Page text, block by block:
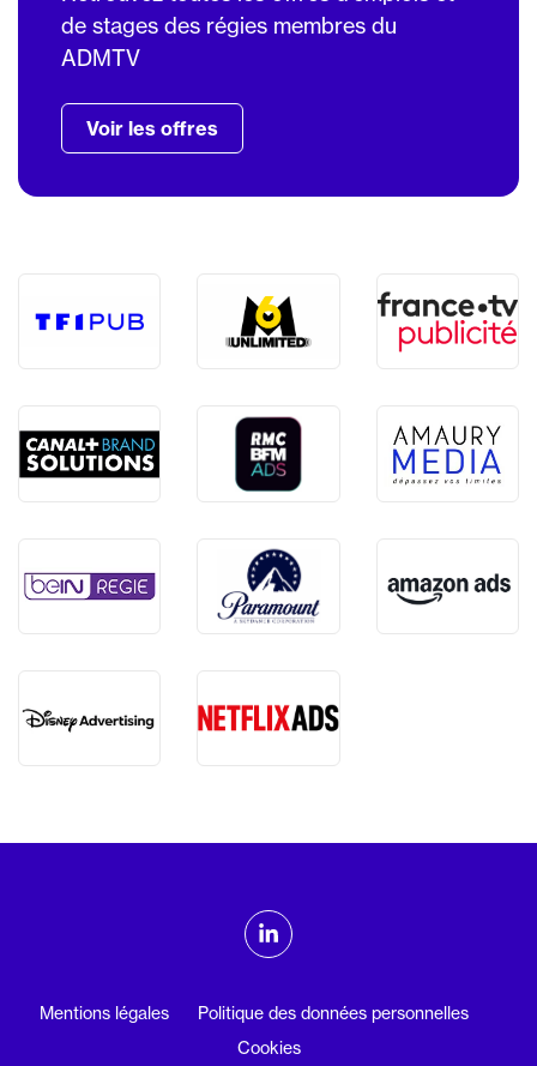
de stages des régies membres du
ADMTV
Voir les offres
ADMTV sur les réseaux sociaux
Linkedin
Mentions légales
Politique des données personnelles
Cookies